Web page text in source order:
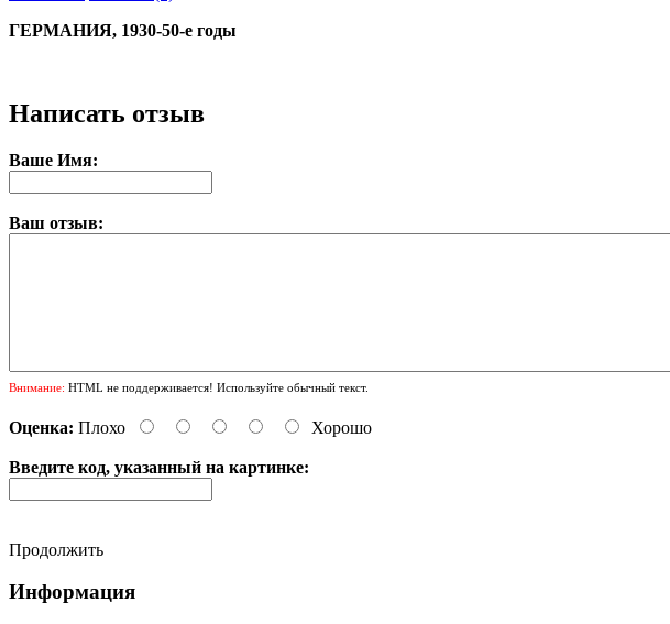
ГЕРМАНИЯ, 1930-50-е годы
Написать отзыв
Ваше Имя:
Ваш отзыв:
Внимание: HTML не поддерживается! Используйте обычный текст.
Оценка: Плохо Хорошо
Введите код, указанный на картинке:
Продолжить
Информация